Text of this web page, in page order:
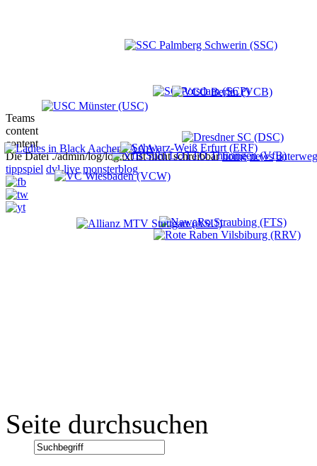
Teams
content
content
Die Datei ./admin/log/log.txt ist nicht schreibbarhome news
tippspiel dvl-live monsterblog
Seite durchsuchen